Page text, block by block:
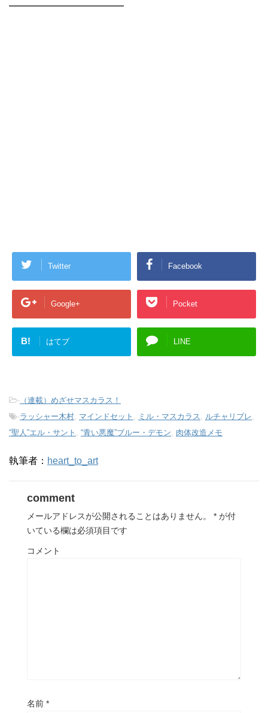
━━━━━━━━━━━━
Twitter Facebook
Google+ Pocket
B! はてブ LINE
- （連載）めざせマスカラス！
-ラッシャー木村 マインドセット ミル・マスカラス ルチャリブレ
“聖人”エル・サント
“青い悪魔”ブルー・デモン 肉体改造メモ
執筆者： heart_to_art
comment
メールアドレスが公開されることはありません。 * が付
いている欄は必須項目です
コメント
名前 *